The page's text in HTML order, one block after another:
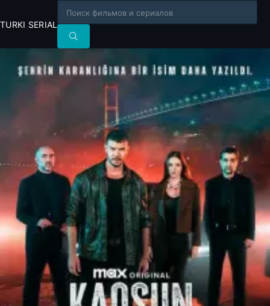
TURKI SERIAL